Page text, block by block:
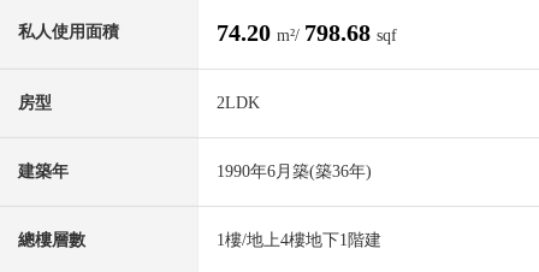
私人使用面積 74.20 m²/ 798.68 sqf
房型 2LDK
建築年 1990年6月築(築36年)
總樓層數 1樓/地上4樓地下1階建